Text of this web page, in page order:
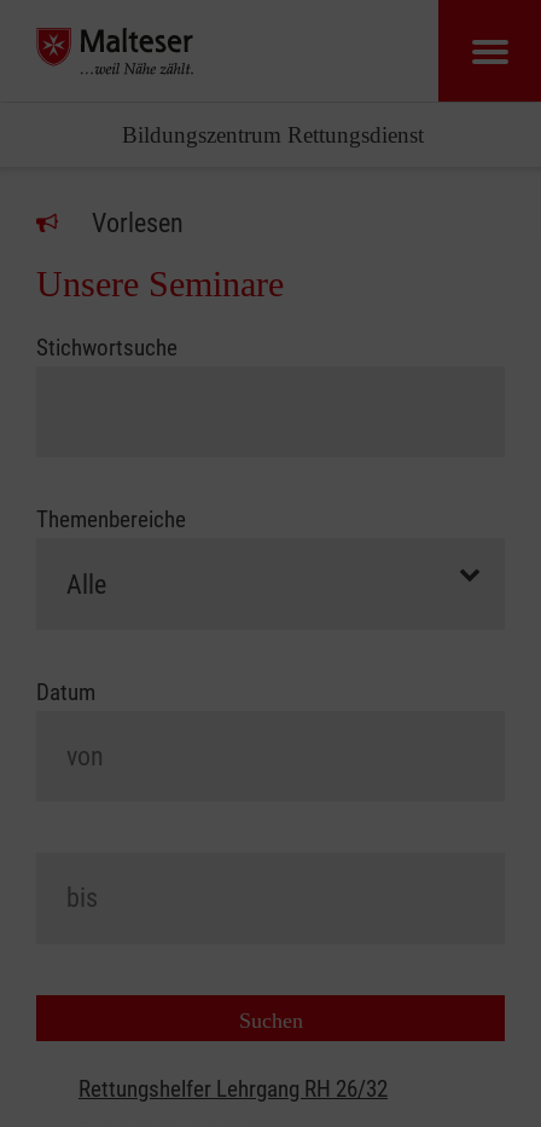
Bildungszentrum Rettungsdienst
Vorlesen
Unsere Seminare
Stichwortsuche
Themenbereiche
Datum
Rettungshelfer Lehrgang RH 26/32